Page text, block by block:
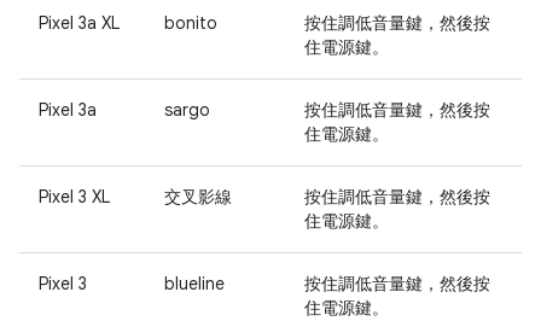
Pixel 3a XL bonito 按住調低音量鍵，然後按
住電源鍵。
Pixel 3a sargo 按住調低音量鍵，然後按
住電源鍵。
Pixel 3 XL 交叉影線 按住調低音量鍵，然後按
住電源鍵。
Pixel 3 blueline 按住調低音量鍵，然後按
住電源鍵。